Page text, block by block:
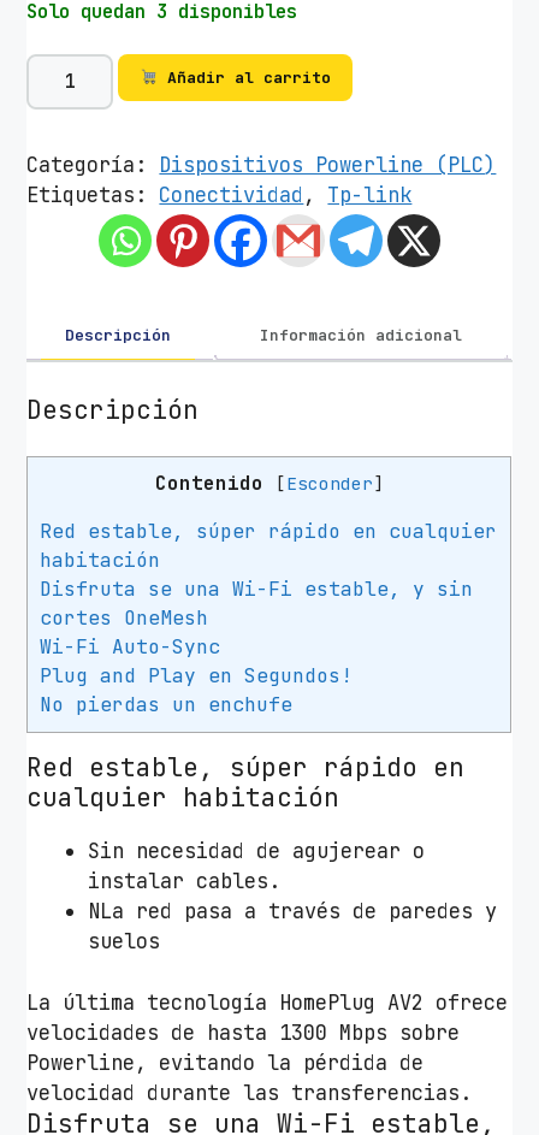
Solo quedan 3 disponibles
A
d
p
t
o
w
r
i
n
k
8
6
3
1
P
Añadir al carrito
Categoría: Dispositivos Powerline (PLC)
Etiquetas: Conectividad , Tp-link
Descripción Información adicional
Descripción
Contenido [Esconder]
Red estable, súper rápido en cualquier
habitación
Disfruta se una Wi-Fi estable, y sin
cortes OneMesh
Wi-Fi Auto-Sync
Plug and Play en Segundos!
No pierdas un enchufe
Red estable, súper rápido en
cualquier habitación
Sin necesidad de agujerear o
instalar cables.
NLa red pasa a través de paredes y
suelos
La última tecnología HomePlug AV2 ofrece
velocidades de hasta 1300 Mbps sobre
Powerline, evitando la pérdida de
velocidad durante las transferencias.
Disfruta se una Wi-Fi estable,